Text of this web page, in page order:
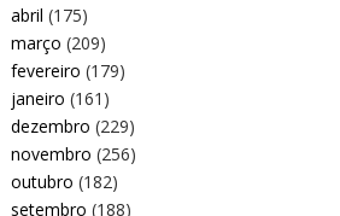
abril (175)
março (209)
fevereiro (179)
janeiro (161)
dezembro (229)
novembro (256)
outubro (182)
setembro (188)